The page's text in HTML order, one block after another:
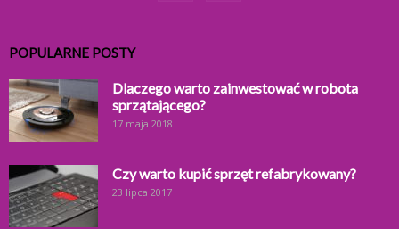
POPULARNE POSTY
Dlaczego warto zainwestować w robota
sprzątającego?
17 maja 2018
Czy warto kupić sprzęt refabrykowany?
23 lipca 2017